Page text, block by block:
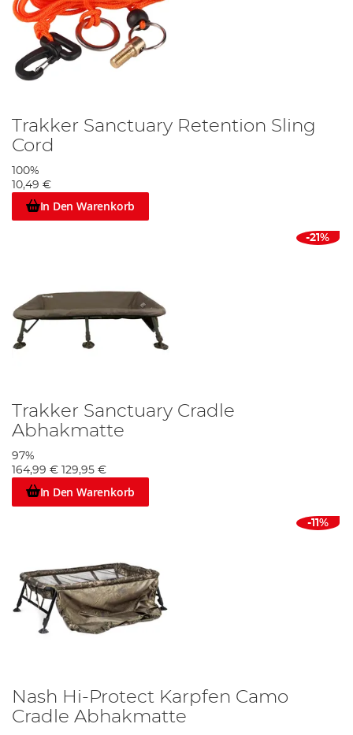
Trakker Sanctuary Retention Sling
Cord
100%
10,49 €
In Den Warenkorb
-21%
Trakker Sanctuary Cradle
Abhakmatte
97%
164,99 €
129,95 €
In Den Warenkorb
-11%
Nash Hi-Protect Karpfen Camo
Cradle Abhakmatte